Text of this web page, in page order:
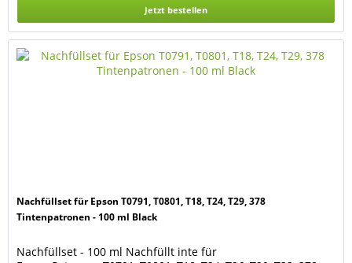
Jetzt bestellen
Nachfüllset für Epson T0791, T0801, T18, T24, T29, 378
Tintenpatronen - 100 ml Black
Nachfüllset - 100 ml Nachfüllt inte für